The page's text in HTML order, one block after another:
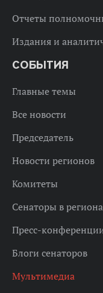
Отчеты
Издания и
СОБЫТИЯ
Главные темы
Все новости
Председатель
Новости регионов
Комитеты
Сенаторы в
Пресс-
Блоги сенаторов
Мультимедиа